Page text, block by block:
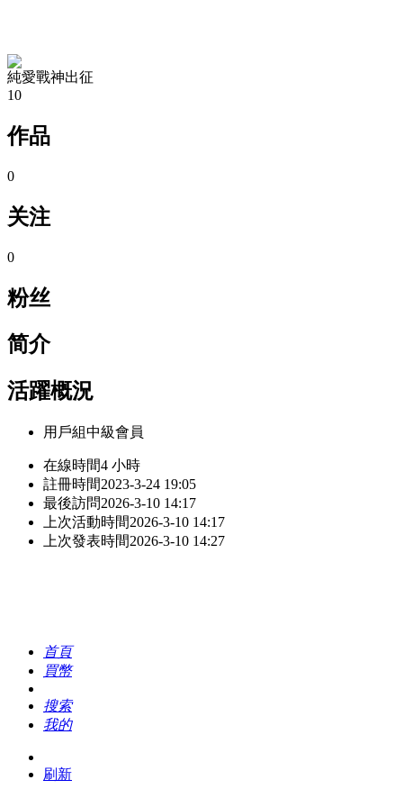
純愛戰神出征
10
作品
0
关注
0
粉丝
简介
活躍概況
用戶組中級會員
在線時間4 小時
註冊時間2023-3-24 19:05
最後訪問2026-3-10 14:17
上次活動時間2026-3-10 14:17
上次發表時間2026-3-10 14:27
首頁
買幣
搜索
我的
刷新